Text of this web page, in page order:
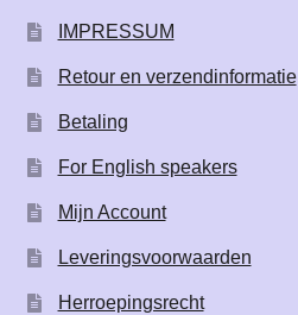
IMPRESSUM
Retour en verzendinformatie
Betaling
For English speakers
Mijn Account
Leveringsvoorwaarden
Herroepingsrecht